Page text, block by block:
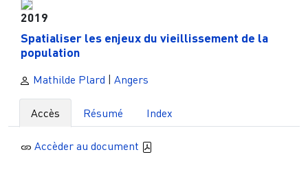
2019
Spatialiser les enjeux du vieillissement de la
population
Mathilde Plard Angers
Accès Résumé Index
Accèder au document